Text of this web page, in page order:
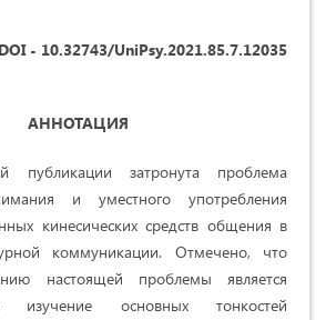
DOI - 10.32743/UniPsy.2021.85.7.12035
АННОТАЦИЯ
публикации затронута проблема
и уместного употребления
кинесических средств общения в
коммуникации. Отмечено, что
настоящей проблемы является
изучение основных тонкостей